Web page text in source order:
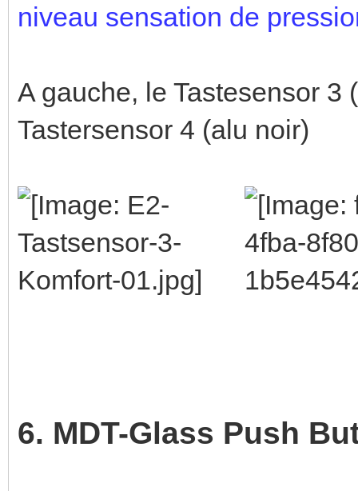
niveau sensation de
A gauche, le Tastesensor
Tastersensor 4 (alu noir)
6. MDT-Glass Push